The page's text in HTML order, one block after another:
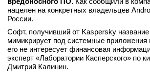
нацелен на конкретных владельцев
России.
Софт, получивший от Kaspersky название
мимикрирует под системные
его не интересует финансовая
эксперт «Лаборатории Касперского» по
Дмитрий Калинин.